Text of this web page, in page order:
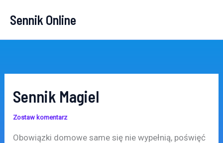
Sennik Online
Sennik Magiel
Zostaw komentarz
Obowiązki domowe same się nie wypełnią, poświęć